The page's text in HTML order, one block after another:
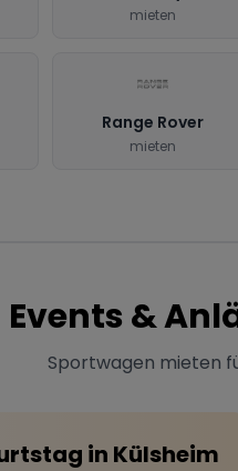
mieten
Range Rover
mieten
Events &
Sportwagen mieten
in Külsheim